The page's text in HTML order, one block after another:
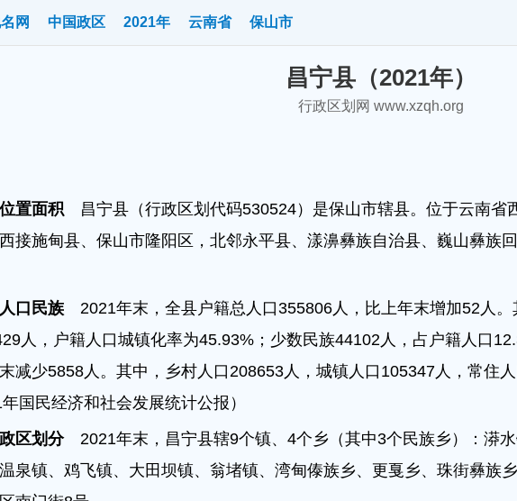
网 中国政区 2021年 云南省 保山市
昌宁县（2021年）
行政区划网 www.xzqh.org
位置面积 昌宁县（行政区划代码530524）是保山市辖县。位于云南省
接施甸县、保山市隆阳区，北邻永平县、漾濞彝族自治县、巍山彝族
人口民族 2021年末，全县户籍总人口355806人，比上年末增加52人
人，户籍人口城镇化率为45.93%；少数民族44102人，占户籍人口
减少5858人。其中，乡村人口208653人，城镇人口105347人，常住
国民经济和社会发展统计公报）
政区划分2021年末，昌宁县辖9个镇、4个乡（其中3个民族乡）：漭
泉镇、鸡飞镇、大田坝镇、翁堵镇、湾甸傣族乡、更戛乡、珠街彝族